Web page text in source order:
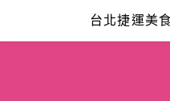
content
台北捷運美